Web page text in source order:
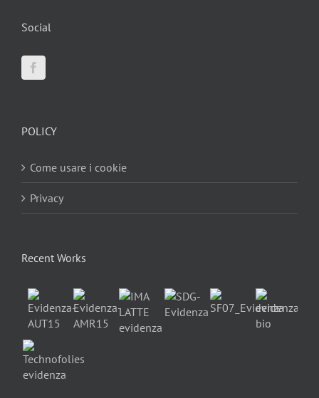
Social
POLICY
Come usare i cookie
Privacy
Recent Works